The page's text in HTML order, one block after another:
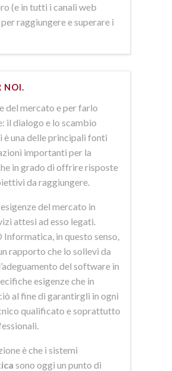
(e in tutti i canali web
raggiungere e superare i
NOI.
del mercato e per farlo
il dialogo e lo scambio
una delle principali fonti
importanti per la
in grado di offrire risposte
da raggiungere.
del mercato in
attesi ad esso legati.
in questo senso,
rapporto che lo sollevi da
del software in
esigenze che in
al fine di garantirgli in ogni
qualificato e soprattutto
è che i sistemi
sono oggi un punto di